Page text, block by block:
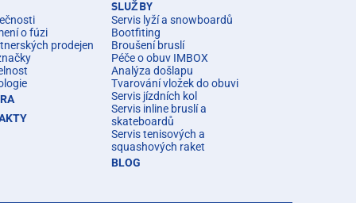
o fúzi
prodejen
SLUŽBY
Servis lyží a snowboardů
Bootfiting
Broušení bruslí
Péče o obuv IMBOX
Analýza došlapu
Tvarování vložek do obuvi
Servis jízdních kol
Servis inline bruslí a
skateboardů
Servis tenisových a
squashových raket
BLOG